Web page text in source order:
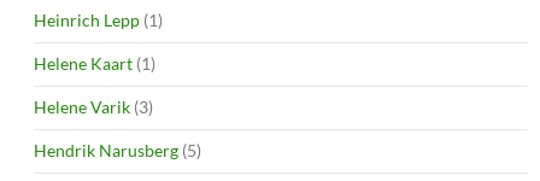
Heinrich Lepp (1)
Helene Kaart (1)
Helene Varik (3)
Hendrik Narusberg (5)